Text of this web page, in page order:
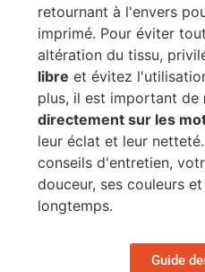
retournant à l'envers
imprimé. Pour éviter
altération du tissu,
libre et évitez
plus, il est important de
directement sur les
leur éclat et leur
conseils d'entretien,
douceur, ses couleurs
longtemps.
Guide